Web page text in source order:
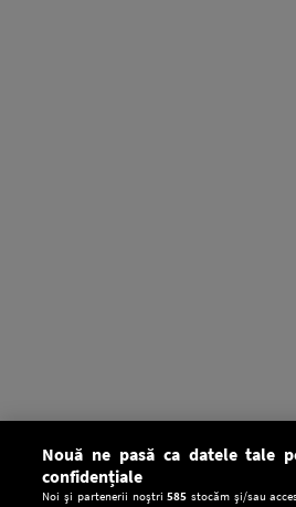
Nouă ne pasă ca datele tale
confidențiale
Noi și partenerii noștri585 stocăm și/sau